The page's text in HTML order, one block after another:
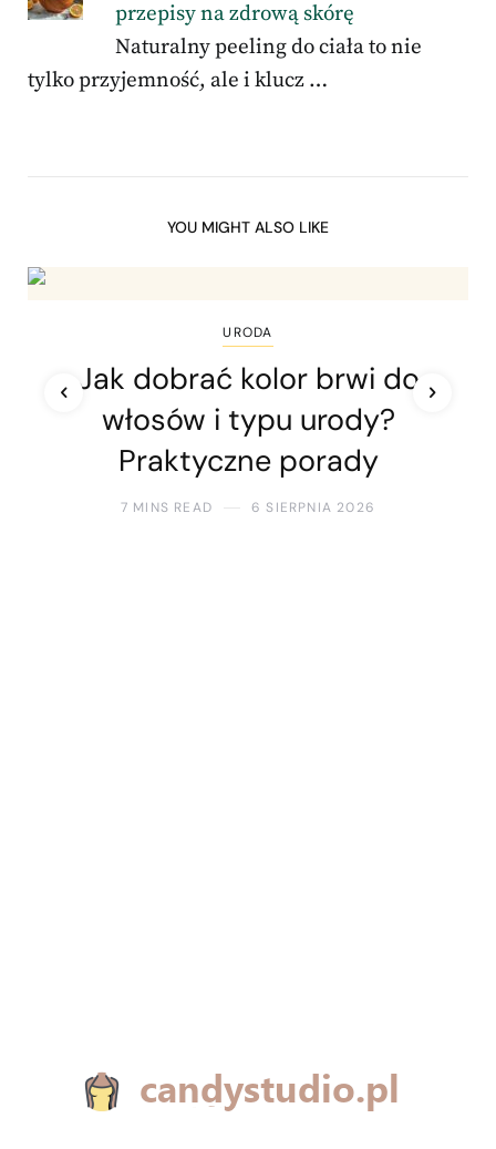
przepisy na zdrową skórę
Naturalny peeling do ciała to nie
tylko przyjemność, ale i klucz …
YOU MIGHT ALSO LIKE
URODA
Jak dobrać kolor brwi do
włosów i typu urody?
Praktyczne porady
7 MINS READ 6 SIERPNIA 2026